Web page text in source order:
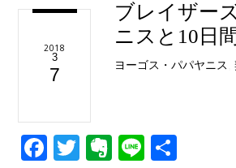
2018
3
7
ブレイザー
ニスと10日
ヨーゴス・パパヤニス ,
F
T
E
Li